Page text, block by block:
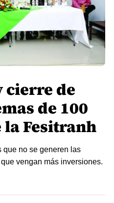
cierre de
de 100
la Fesitranh
que no se generen las
vengan más inversiones.